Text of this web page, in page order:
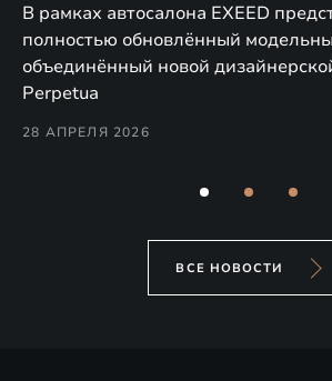
В рамках автосалона EXEED
полностью обновлённый
объединённый новой
Perpetua
28 АПРЕЛЯ 2026
ВСЕ НОВОСТИ